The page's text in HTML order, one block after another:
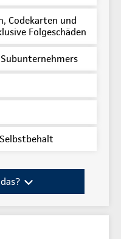
Codekarten und
Folgeschäden